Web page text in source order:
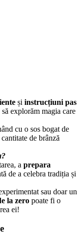
și instrucțiuni pas
explorăm magia care
cu o sos bogat de
de brânză
a prepara
de a celebra tradiția și
sau doar un
la zero poate fi o
ei!